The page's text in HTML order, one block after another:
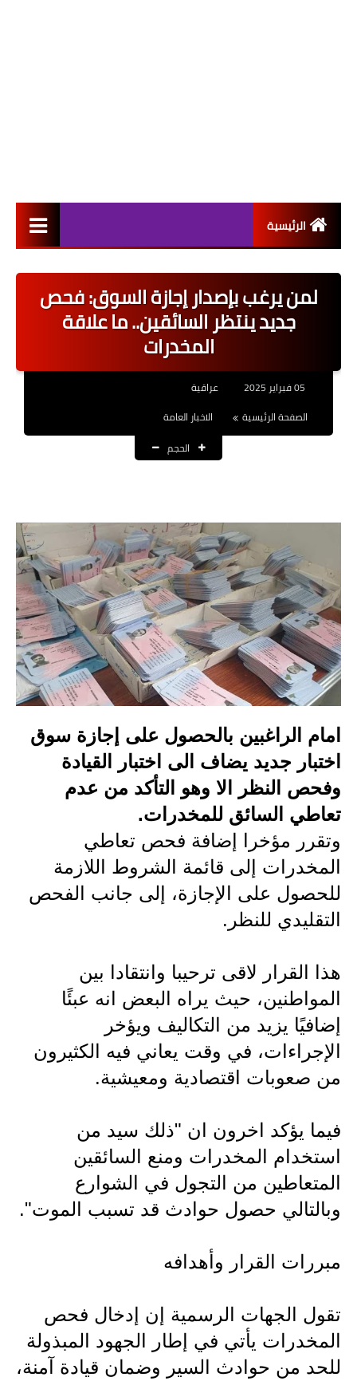
الرئيسية
اخبار القطاع العام
اخبار القطاع الخاص
نتائج التعيينات
الرواتب والقروض
القروض والسلف
المنح المالية
قطع الاراضي
اخبار العراق
الاخبار السياسية
الاخبار الامنية
الاخبار الاقتصادية
الاخبار الرياضية
المدارس
اخبار وقرارات وزارة التربية
نتائج الامتحانات
المرحلة المتوسطة
المرحلة الاعدادية
اسئلة وزارية
المرحلة الابتدائية
المرحلة الاعدادية
مرشحات
المرحلة الابتدائية
كتب مدرسية
المرحلة الابتدائية
لمن يرغب بإصدار إجازة السوق: فحص
جديد ينتظر السائقين.. ما علاقة
المخدرات
عراقية
الصفحة الرئيسية
الاخبار العامة
الحجم
امام الراغبين بالحصول على إجازة سوق
اختبار جديد يضاف الى اختبار القيادة
وفحص النظر الا وهو التأكد من عدم
تعاطي السائق للمخدرات.
وتقرر مؤخرا إضافة فحص تعاطي
المخدرات إلى قائمة الشروط اللازمة
للحصول على الإجازة، إلى جانب الفحص
التقليدي للنظر.
هذا القرار لاقى ترحيبا وانتقادا بين
المواطنين، حيث يراه البعض انه عبئًا
إضافيًا يزيد من التكاليف ويؤخر
الإجراءات، في وقت يعاني فيه الكثيرون
من صعوبات اقتصادية ومعيشية.
فيما يؤكد اخرون ان "ذلك سيد من
استخدام المخدرات ومنع السائقين
المتعاطين من التجول في الشوارع
وبالتالي حصول حوادث قد تسبب الموت".
مبررات القرار وأهدافه
تقول الجهات الرسمية إن إدخال فحص
المخدرات يأتي في إطار الجهود المبذولة
للحد من حوادث السير وضمان قيادة آمنة،